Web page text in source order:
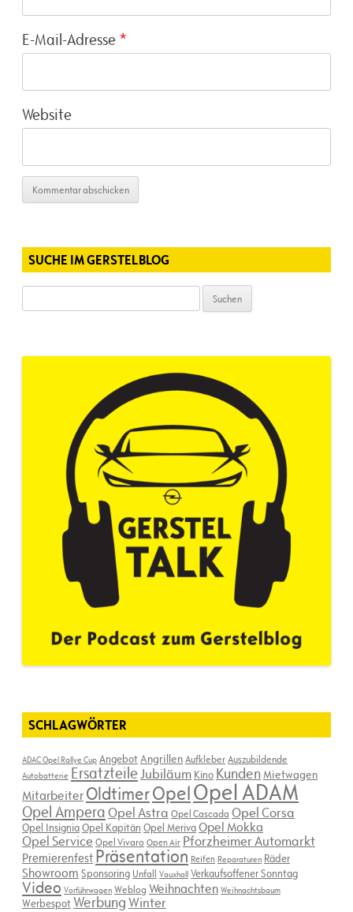
E-Mail-Adresse *
Website
SUCHE IM GERSTELBLOG
SCHLAGWÖRTER
ADAC Opel Rallye Cup AngebotAngrillenAufkleberAuszubildende
Autobatterie ErsatzteileJubiläum Kino KundenMietwagen
Mitarbeiter OldtimerOpelOpel ADAM
Opel AmperaOpel Astra Opel Cascada Opel Corsa
Opel InsigniaOpel Kapitän Opel MerivaOpel Mokka
Opel ServiceOpel Vivaro Open Air Pforzheimer Automarkt
Premierenfest Präsentation Reifen Reparaturen Räder
Showroom Sponsoring Unfall Vauxhall Verkaufsoffener Sonntag
Video Vorführwagen Weblog Weihnachten Weihnachtsbaum
WerbespotWerbungWinter